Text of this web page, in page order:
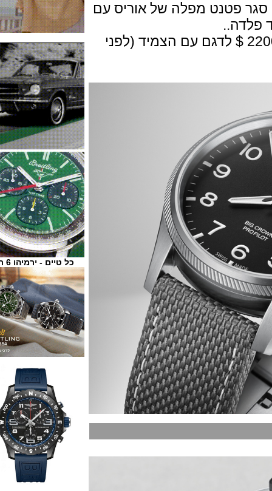
פטנט מפלה של אוריס עם
מחיר רשמי 2000 $ לדגם הרצועה ו 2200 $ לדגם עם הצמיד (לפני
כל טיים - ירמיהו 6 ת"א